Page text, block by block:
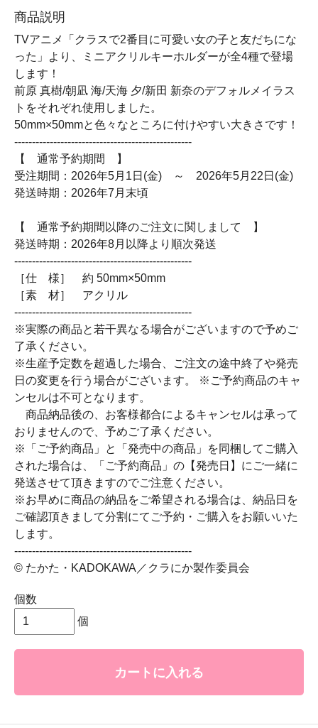
商品説明
TVアニメ「クラスで2番目に可愛い女の子と友だちにな
った」より、ミニアクリルキーホルダーが全4種で登場
します！
前原 真樹/朝凪 海/天海 夕/新田 新奈のデフォルメイラス
トをそれぞれ使用しました。
50mm×50mmと色々なところに付けやすい大きさです！
--------------------------------------------------
【 通常予約期間 】
受注期間：2026年5月1日(金) ～ 2026年5月22日(金)
発送時期：2026年7月末頃
【 通常予約期間以降のご注文に関しまして 】
発送時期：2026年8月以降より順次発送
--------------------------------------------------
［仕 様］ 約 50mm×50mm
［素 材］ アクリル
--------------------------------------------------
※実際の商品と若干異なる場合がございますので予めご
了承ください。
※生産予定数を超過した場合、ご注文の途中終了や発売
日の変更を行う場合がございます。 ※ご予約商品のキャ
ンセルは不可となります。
商品納品後の、お客様都合によるキャンセルは承って
おりませんので、予めご了承ください。
※「ご予約商品」と「発売中の商品」を同梱してご購入
された場合は、「ご予約商品」の【発売日】にご一緒に
発送させて頂きますのでご注意ください。
※お早めに商品の納品をご希望される場合は、納品日を
ご確認頂きまして分割にてご予約・ご購入をお願いいた
します。
--------------------------------------------------
© たかた・KADOKAWA／クラにか製作委員会
個数
個
カートに入れる